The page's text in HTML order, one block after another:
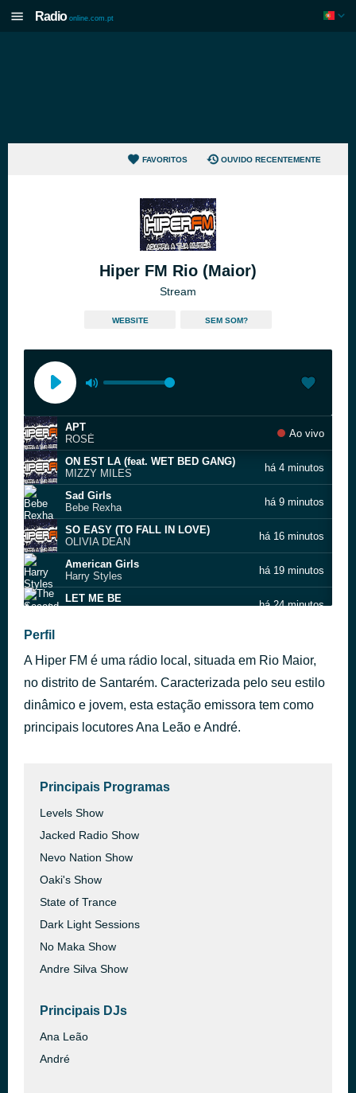
Radio online.com.pt
FAVORITOS OUVIDO RECENTEMENTE
Hiper FM Rio (Maior)
Stream
WEBSITE SEM SOM?
APT
ROSÉ
Ao vivo
ON EST LA (feat. WET BED GANG)
MIZZY MILES
há 4 minutos
Sad Girls
Bebe Rexha
há 9 minutos
SO EASY (TO FALL IN LOVE)
OLIVIA DEAN
há 16 minutos
American Girls
Harry Styles
há 19 minutos
LET ME BE
há 24 minutos
HEAVEN ON YOUR MIND (feat. DAN TYMINSKI)
KYGO
AGARRA A TUA MUSICA! há 40 minutos
Jamaican (Bam Bam)
Perfil
A Hiper FM é uma rádio local, situada em Rio Maior,
no distrito de Santarém. Caracterizada pelo seu estilo
dinâmico e jovem, esta estação emissora tem como
principais locutores Ana Leão e André.
Principais Programas
Levels Show
Jacked Radio Show
Nevo Nation Show
Oaki's Show
State of Trance
Dark Light Sessions
No Maka Show
Andre Silva Show
Principais DJs
Ana Leão
André